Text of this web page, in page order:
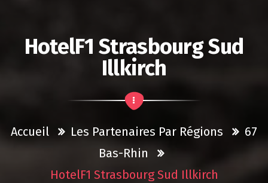
HotelF1 Strasbourg Sud
Illkirch
Accueil Les Partenaires Par Régions
67
Bas-Rhin
HotelF1 Strasbourg Sud Illkirch